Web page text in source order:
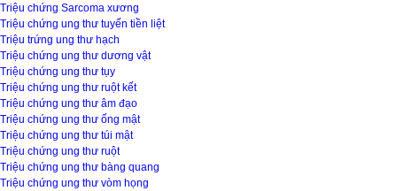
Triệu chứng Sarcoma xương
Triệu chứng ung thư tuyến tiền liệt
Triệu trứng ung thư hạch
Triệu chứng ung thư dương vật
Triệu chứng ung thư tụy
Triệu chứng ung thư ruột kết
Triệu chứng ung thư âm đạo
Triệu chứng ung thư ống mật
Triệu chứng ung thư túi mật
Triệu chứng ung thư ruột
Triệu chứng ung thư bàng quang
Triệu chứng ung thư vòm họng